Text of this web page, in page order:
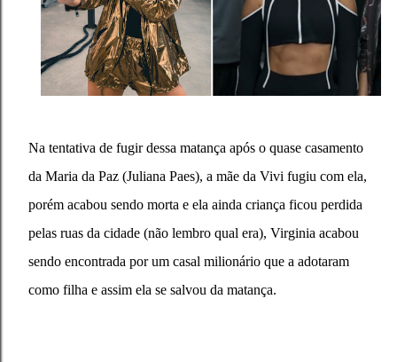
Na tentativa de fugir dessa matança após o quase casamento
da Maria da Paz (Juliana Paes), a mãe da Vivi fugiu com ela,
porém acabou sendo morta e ela ainda criança ficou perdida
pelas ruas da cidade (não lembro qual era), Virginia acabou
sendo encontrada por um casal milionário que a adotaram
como filha e assim ela se salvou da matança.